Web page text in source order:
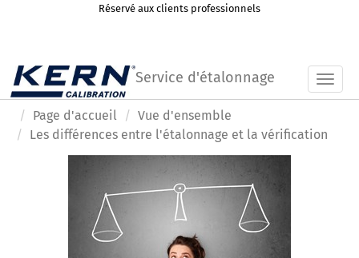
Réservé aux clients professionnels
Service d'étalonnage
Page d'accueil
Vue d'ensemble
Les différences entre l'étalonnage et la vérification